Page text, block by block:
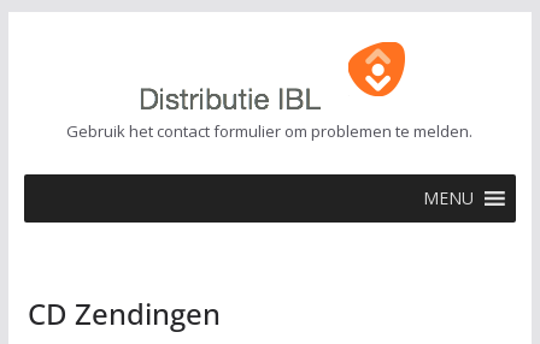
inhoudGebruik het contact formulier om problemen te melden.
MENU
CD Zendingen